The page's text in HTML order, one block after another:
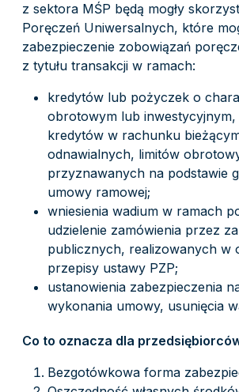
z sektora MŚP będą mogły
Poręczeń Uniwersalnych, które
zabezpieczenie zobowiązań
z tytułu transakcji w ramach:
kredytów lub pożyczek o
obrotowym lub
kredytów w rachunku
odnawialnych, limitów
przyznawanych na podstawie
umowy ramowej;
wniesienia wadium w ramach
udzielenie zamówienia przez
publicznych, realizowanych w
przepisy ustawy PZP;
ustanowienia zabezpieczenia
wykonania umowy, usunięcia
Co to oznacza dla
Bezgotówkowa forma